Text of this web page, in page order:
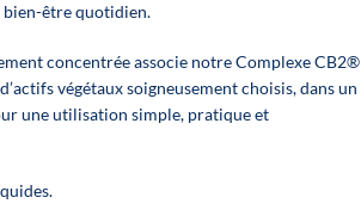
bien-être quotidien.
concentrée associe notre Complexe CB2®
végétaux soigneusement choisis, dans un
une utilisation simple, pratique et